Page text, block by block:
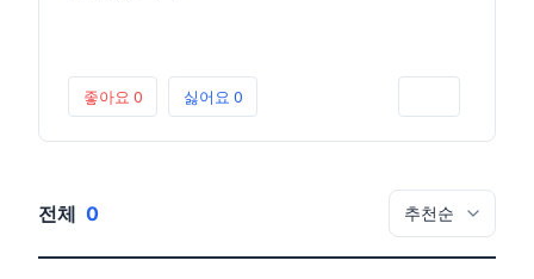
좋아요 0 싫어요 0
전체 0